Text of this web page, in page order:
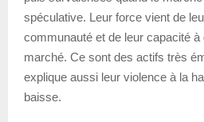
spéculative. Leur force vient de
communauté et de leur capacité
marché. Ce sont des actifs très
explique aussi leur violence à la
baisse.